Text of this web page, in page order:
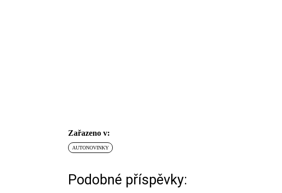
Zařazeno v:
AUTONOVINKY
Podobné příspěvky: